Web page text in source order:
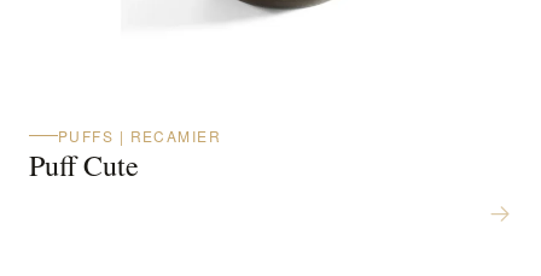
PUFFS | RECAMIER
Puff Cute